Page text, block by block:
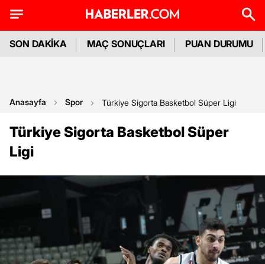
SON DAKİKA MAÇ SONUÇLARI PUAN DURUMU
Anasayfa Spor Türkiye Sigorta Basketbol Süper Ligi
Türkiye Sigorta Basketbol Süper
Ligi